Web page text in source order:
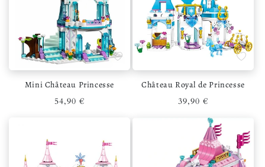
Ajouter à la liste de souhaits
Mini Château Princesse
Prix habituel
54,90 €
Ajouter
Château Royal de Princesse
Prix habituel
39,90 €